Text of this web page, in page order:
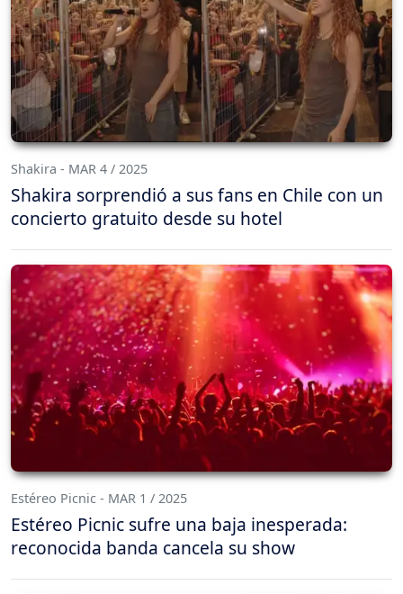
Shakira - MAR 4 / 2025
Shakira sorprendió a sus fans en Chile con un
concierto gratuito desde su hotel
Estéreo Picnic - MAR 1 / 2025
Estéreo Picnic sufre una baja inesperada:
reconocida banda cancela su show